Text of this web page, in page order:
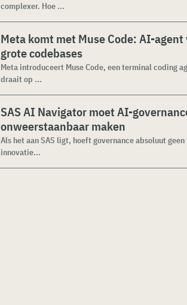
complexer. Hoe ...
Meta komt met Muse Code: AI-agent
grote codebases
Meta introduceert Muse Code, een terminal coding
draait op ...
SAS AI Navigator moet AI-
onweerstaanbaar maken
Als het aan SAS ligt, hoeft governance absoluut geen
innovatie...